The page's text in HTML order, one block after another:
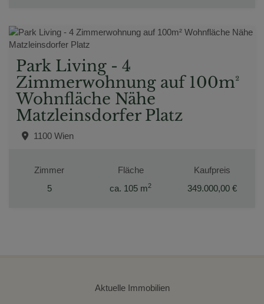
Park Living - 4
Zimmerwohnung auf 100m²
Wohnfläche Nähe
Matzleinsdorfer Platz
1100 Wien
Zimmer
5
Fläche
ca. 105 m2
Kaufpreis
349.000,00 €
Aktuelle Immobilien